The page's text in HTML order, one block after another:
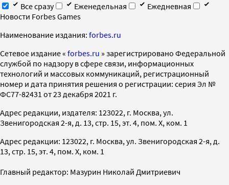
Все сразу
Еженедельная
Ежедневная
Новости Forbes Games
Наименование издания: forbes.ru
Cетевое издание « forbes.ru » зарегистрировано Федеральной
службой по надзору в сфере связи, информационных
технологий и массовых коммуникаций, регистрационный
номер и дата принятия решения о регистрации: серия Эл №
ФС77-82431 от 23 декабря 2021 г.
Адрес редакции, издателя: 123022, г. Москва, ул.
Звенигородская 2-я, д. 13, стр. 15, эт. 4, пом. X, ком. 1
Адрес редакции: 123022, г. Москва, ул. Звенигородская 2-я, д.
13, стр. 15, эт. 4, пом. X, ком. 1
Главный редактор: Мазурин Николай Дмитриевич